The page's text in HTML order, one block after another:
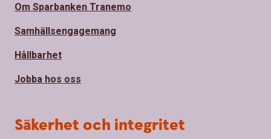
Om Sparbanken Tranemo
Samhällsengagemang
Hållbarhet
Jobba hos oss
Säkerhet och integritet